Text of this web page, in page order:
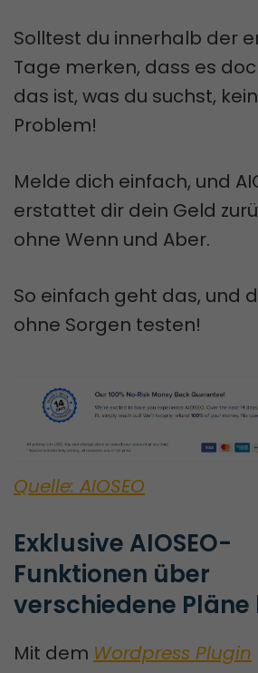
Solltest du innerhalb der
Tage merken, dass es
das ist, was du suchst, kein
Problem!
Melde dich einfach, und
erstattet dir dein Geld
ohne Wenn und Aber.
So einfach geht das, und
ohne Sorgen testen!
Quelle: AIOSEO
Exklusive AIOSEO-
Funktionen über
verschiedene Pläne
Mit dem Wordpress Plugin